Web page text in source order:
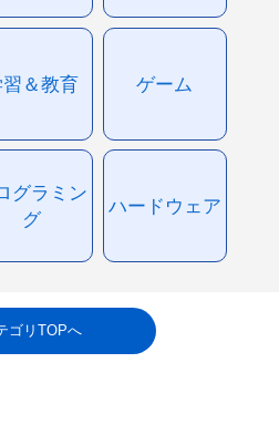
＆教育 ゲーム
グラミン
グ
ハードウェア
ゴリTOPへ